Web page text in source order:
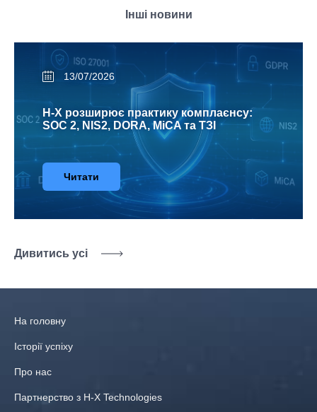
Інші новини
13/07/2026
H-X розширює практику комплаєнсу:
SOC 2, NIS2, DORA, MiCA та ТЗІ
Читати
Дивитись усі
На головну
Історії успіху
Про нас
Партнерство з H-X Technologies